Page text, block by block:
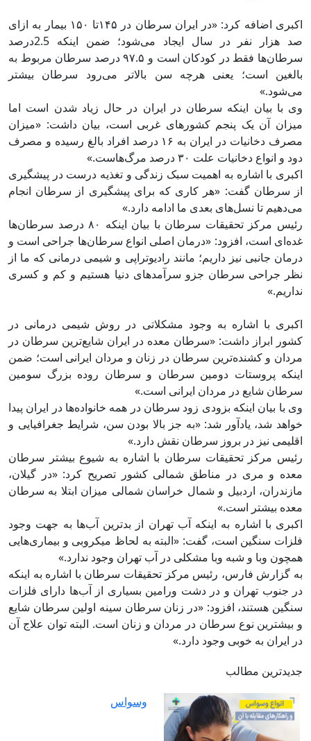
اکبری اضافه کرد: «در ایران سرطان در ۱۴۵تا ۱۵۰ بیمار به ازای
صد هزار نفر در سال ایجاد می‌شود؛ ضمن اینکه 2.5درصد
سرطان‌ها فقط در کودکان است و ۹۷.۵ درصد سرطان مربوط به
بالغین است؛ یعنی هرچه سن بالاتر می‌رود سرطان بیشتر
می‌شود.»
وی با بیان اینکه سرطان در ایران در حال زیاد شدن است اما
میزان آن یک پنجم کشورهای غربی است، بیان داشت: «میزان
مصرف دخانیات در ایران به ۱۶ درصد افراد بالغ رسیده و مصرف
دود و انواع دخانیات علت ۳۰ درصد مرگ‌هاست.»
اکبری با اشاره به اهمیت سبک زندگی و تغذیه درست در پیشگیری
از سرطان گفت: «هر کاری که برای پیشگیری از سرطان انجام
می‌دهیم تا نسل‌های بعدی ما ادامه دارد.»
رئیس مرکز تحقیقات سرطان با بیان اینکه ۸۰ درصد سرطان‌ها
غده‌ای است، افزود: «درمان اصلی انواع سرطان‌ها جراحی است و
درمان جانبی نیز داریم؛ مانند رادیوتراپی و شیمی درمانی که ما از
نظر جراحی سرطان جزو سرآمدهای دنیا هستیم و کم و کسری
نداریم.»
اکبری با اشاره به وجود مشکلاتی در روش شیمی درمانی در
کشور ابراز داشت: «سرطان معده در ایران شایع‌ترین سرطان در
مردان و کشنده‌ترین سرطان در زنان و مردان ایرانی است؛ ضمن
اینکه پروستات دومین سرطان و سرطان روده بزرگ سومین
سرطان شایع در مردان ایرانی است.»
وی با بیان اینکه بزودی زود سرطان در همه خانواده‌ها در ایران پیدا
خواهد شد، یادآور شد: «به جز بالا بودن سن، شرایط جغرافیایی و
اقلیمی نیز در بروز سرطان نقش دارد.»
رئیس مرکز تحقیقات سرطان با اشاره به شیوع بیشتر سرطان
معده و مری در مناطق شمالی کشور تصریح کرد: «در گیلان،
مازندران، اردبیل و شمال خراسان شمالی میزان ابتلا به سرطان
معده بیشتر است.»
اکبری با اشاره به اینکه آب تهران از بدترین آب‌ها به جهت وجود
فلزات سنگین است، گفت: «البته به لحاظ میکروبی و بیماری‌هایی
همچون وبا و شبه وبا مشکلی در آب تهران وجود ندارد.»
به گزارش فارس، رئیس مرکز تحقیقات سرطان با اشاره به اینکه
در جنوب تهران و در دشت ورامین بسیاری از آب‌ها دارای فلزات
سنگین هستند، افزود: «در زنان سرطان سینه اولین سرطان شایع
و بیشترین نوع سرطان در مردان و زنان است. البته توان علاج آن
در ایران به خوبی وجود دارد.»
جدیدترین مطالب
وسواس